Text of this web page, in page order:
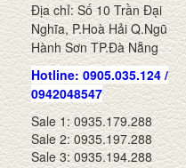
Địa chỉ: Số 10 Trần Đại
Nghĩa, P.Hoà Hải Q.Ngũ
Hành Sơn TP.Đà Nẵng
Hotline: 0905.035.124 /
0942048547
Sale 1: 0935.179.288
Sale 2: 0935.197.288
Sale 3: 0935.194.288